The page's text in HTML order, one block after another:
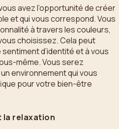
avez l’opportunité de créer
et qui vous correspond. Vous
à travers les couleurs,
choisissez. Cela peut
d’identité et à vous
même. Vous serez
environnement qui vous
pour votre bien-être
la relaxation